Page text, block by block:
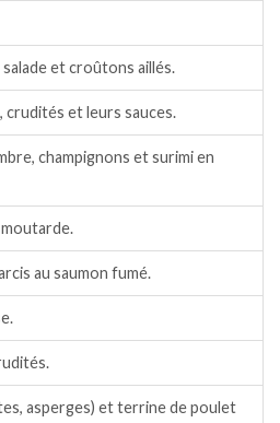
et croûtons aillés.
et leurs sauces.
champignons et surimi en
au saumon fumé.
asperges) et terrine de poulet